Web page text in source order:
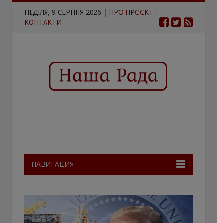
НЕДІЛЯ, 9 СЕРПНЯ 2026 | ПРО ПРОЄКТ |
КОНТАКТИ
НАВИГАЦИЯ